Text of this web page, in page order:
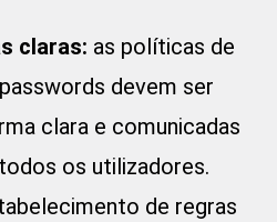
claras: as políticas de
devem ser
clara e comunicadas
os utilizadores.
de regras